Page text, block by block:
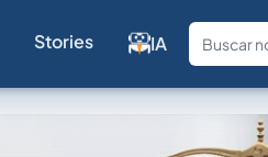
Stories IA